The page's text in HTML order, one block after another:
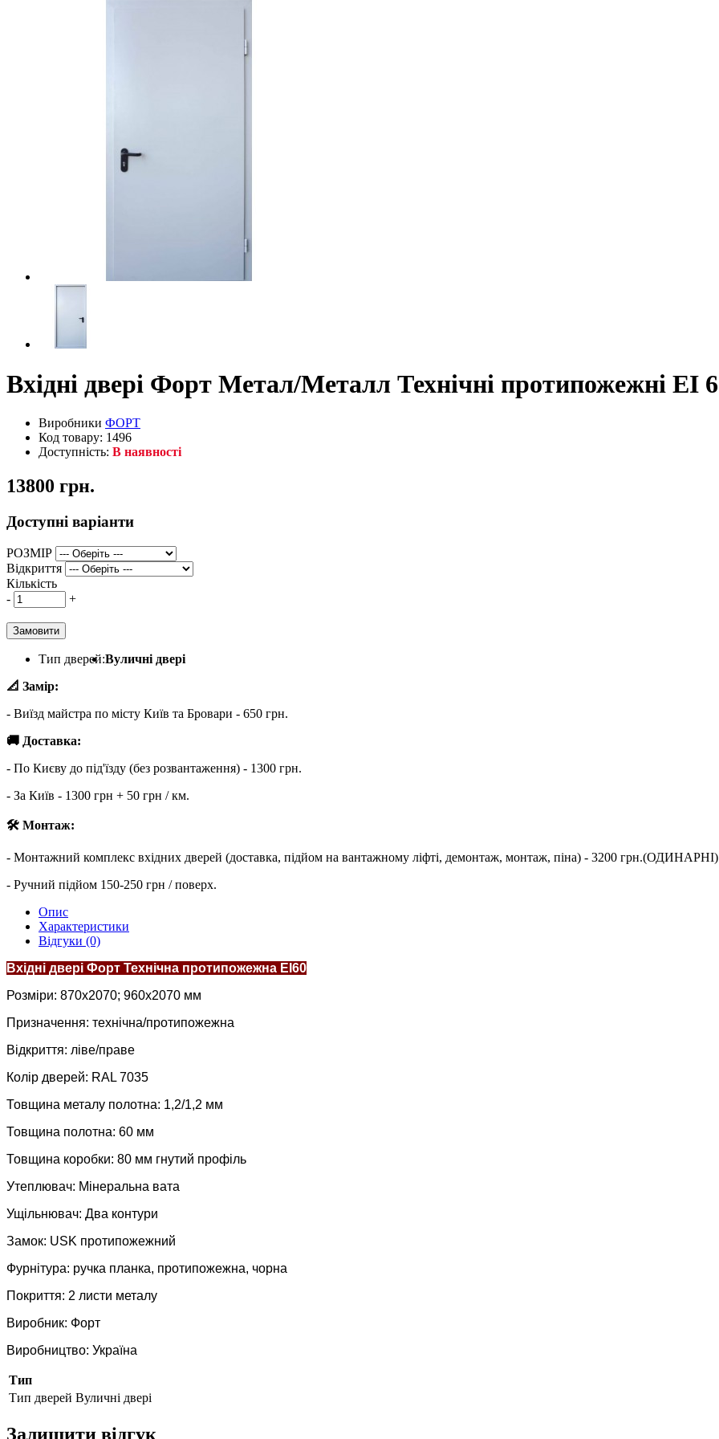
Вхідні двері Форт Метал/Металл Технічні протипожежні ЕІ
Виробники ФОРТ
Код товару: 1496
Доступність: В наявності
13800 грн.
Доступні варіанти
РОЗМІР
Відкриття
Кількість
-
+
Замовити
Тип дверей:Вуличні двері
📐 Замір:
- Виїзд майстра по місту Київ та Бровари - 650 грн.
🚚 Доставка:
- По Києву до під'їзду (без розвантаження) - 1300 грн.
- За Київ - 1300 грн + 50 грн / км.
🛠 Монтаж:
- Монтажний комплекс вхідних дверей (доставка, підйом на вантажному ліфті, демонтаж, монтаж, піна) - 3200 грн.(ОДИНАРНІ)
- Ручний підйом 150-250 грн / поверх.
Опис
Характеристики
Відгуки (0)
Вхідні двері Форт Технічна протипожежна ЕІ60
Розміри: 870х2070; 960х2070 мм
Призначення: технічна/протипожежна
Відкриття: ліве/праве
Колір дверей: RAL 7035
Товщина металу полотна: 1,2/1,2 мм
Товщина полотна: 60 мм
Товщина коробки: 80 мм гнутий профіль
Утеплювач: Мінеральна вата
Ущільнювач: Два контури
Замок: USK протипожежний
Фурнітура: ручка планка, протипожежна, чорна
Покриття: 2 листи металу
Виробник: Форт
Виробництво: Україна
Тип
Тип дверей Вуличні двері
Залишити відгук